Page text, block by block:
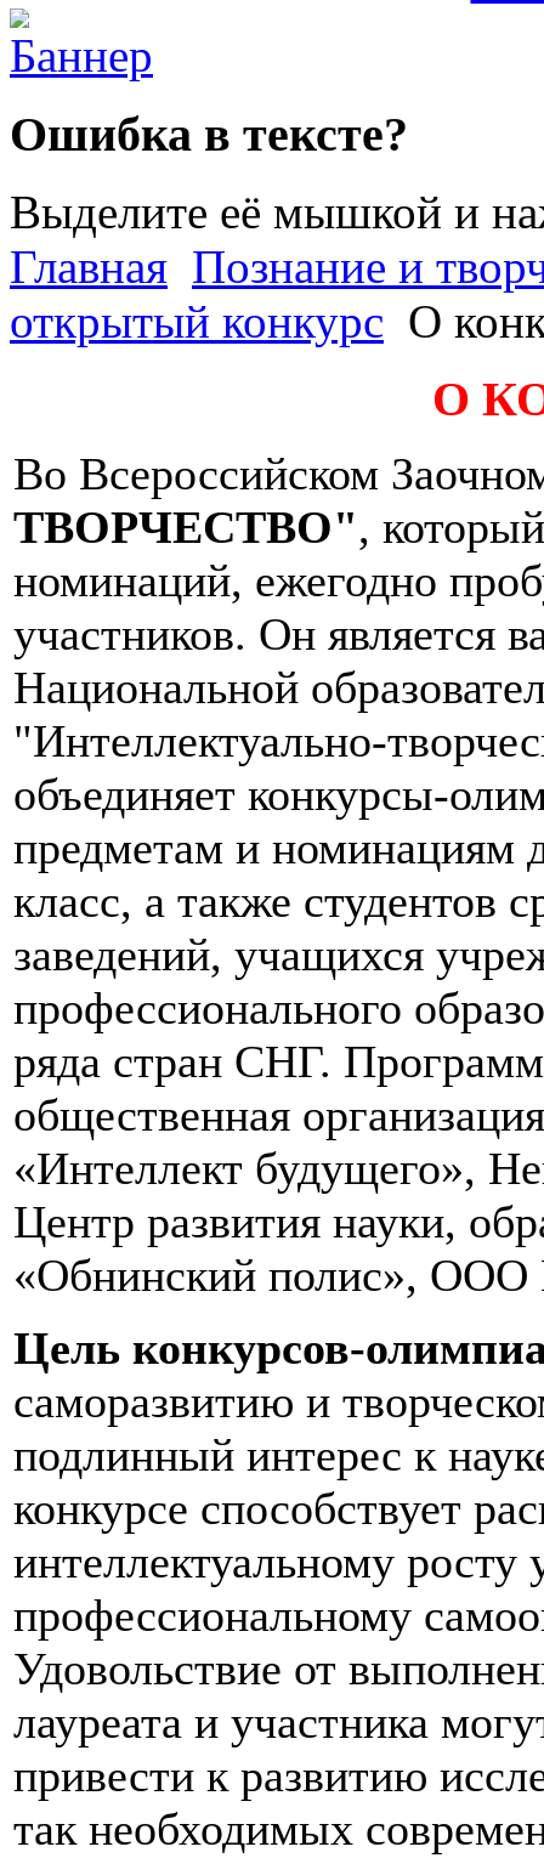
Ошибка в тексте?
Выделите её мышкой и
Главная Познание и
открытый конкурс О
О
Во Всероссийском
ТВОРЧЕСТВО",
номинаций, ежегодно
участников. Он является
Национальной
"Интеллектуально-
объединяет конкурсы-
предметам и номинациям
класс, а также студентов
заведений, учащихся
профессионального
ряда стран СНГ.
общественная
«Интеллект будущего»,
Центр развития науки,
«Обнинский полис», ООО
Цель конкурсов-
саморазвитию и
подлинный интерес к
конкурсе способствует
интеллектуальному росту
профессиональному
Удовольствие от
лауреата и участника
привести к развитию
так необходимых